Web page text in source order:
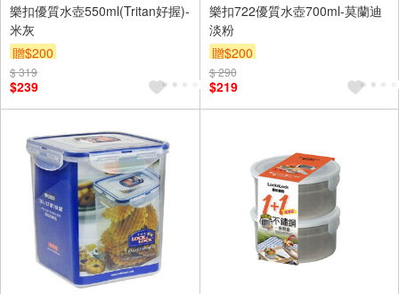
樂扣優質水壺550ml(Tritan好握)-
米灰
贈$200
$ 319
$239
樂扣722優質水壺700ml-莫蘭迪
淡粉
贈$200
$ 290
$219